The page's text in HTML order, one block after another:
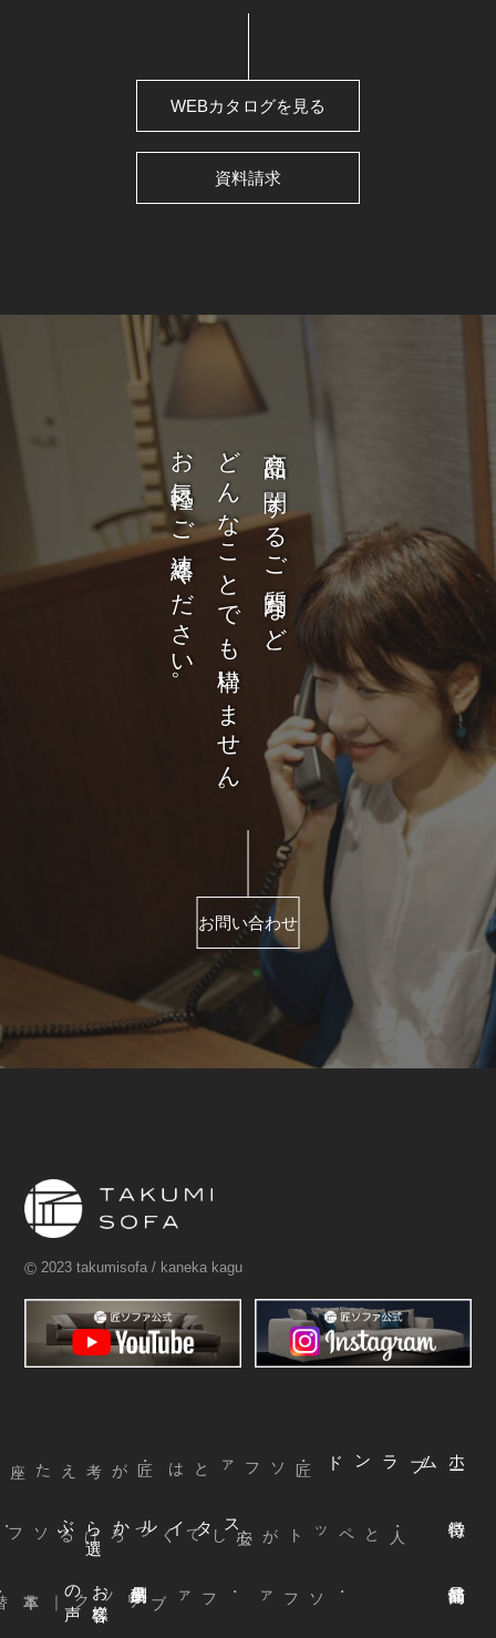
WEBカタログを見る
資料請求
商品に関するご質問など、
どんなことでも構いません。
お気軽にご連絡ください。
お問い合わせ
© 2023 takumisofa / kaneka kagu
ホ
ー
ム
ブランド
・匠ソファとは
スタイルから
選
ぶ
・ソファ
お
客様
の
声